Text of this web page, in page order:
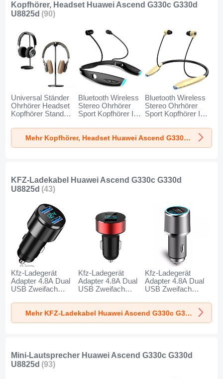
Kopfhörer, Headset Huawei Ascend G330c G330d
U8825d (90)
Universal Ständer
Ohrhörer Headset
Kopfhörer Stand
Ascend G330c
G330d U8825d
Schwarz
Bluetooth Wireless
Stereo Ohrhörer
Sport Kopfhörer In
für Huawei Ascend
G330c G330d
U8825d Schwarz
Bluetooth Wireless
Stereo Ohrhörer
Sport Kopfhörer In
für Huawei Ascend
G330c G330d
U8825d Gold
Mehr Kopfhörer, Headset Huawei Ascend G330c G330d U8825d
KFZ-Ladekabel Huawei Ascend G330c G330d
U8825d (43)
Kfz-Ladegerät
Adapter 4.8A Dual
USB Zweifach
Charge Universal
K10 für Huawei
Ascend G330c
Kfz-Ladegerät
Adapter 4.8A Dual
USB Zweifach
Charge Universal
K07 für Huawei
Ascend G330c
Kfz-Ladegerät
Adapter 4.8A Dual
USB Zweifach
Charge Universal
K08 für Huawei
Ascend G330c
Mehr KFZ-Ladekabel Huawei Ascend G330c G330d U8825d
Mini-Lautsprecher Huawei Ascend G330c G330d
U8825d (93)